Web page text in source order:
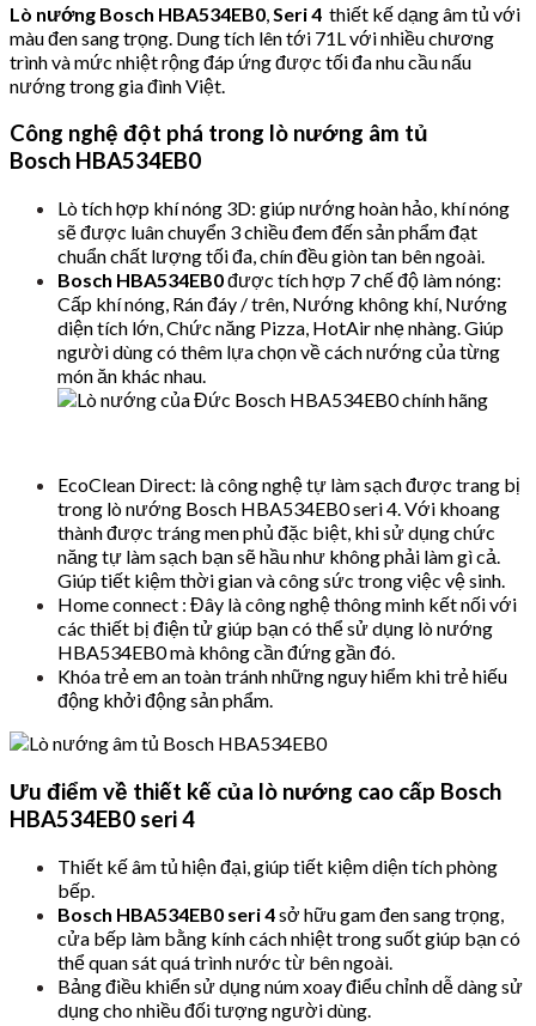
Lò nướng Bosch HBA534EB0 Seri 4 thiết kế dạng âm tủ với
màu đen sang trọng. Dung tích lên tới 71L với nhiều chương
trình và mức nhiệt rộng đáp ứng được tối đa nhu cầu nấu
nướng trong gia đình Việt.
Công nghệ đột phá trong lò nướng âm tủ
Bosch HBA534EB0
Lò tích hợp khí nóng 3D: giúp nướng hoàn hảo, khí nóng
sẽ được luân chuyển 3 chiều đem đến sản phẩm đạt
chuẩn chất lượng tối đa, chín đều giòn tan bên ngoài.
Bosch HBA534EB0được tích hợp 7 chế độ làm nóng:
Cấp khí nóng, Rán đáy / trên, Nướng không khí, Nướng
diện tích lớn, Chức năng Pizza, HotAir nhẹ nhàng. Giúp
người dùng có thêm lựa chọn về cách nướng của từng
món ăn khác nhau.
EcoClean Direct: là công nghệ tự làm sạch được trang bị
trong lò nướng Bosch HBA534EB0 seri 4. Với khoang
thành được tráng men phủ đặc biệt, khi sử dụng chức
năng tự làm sạch bạn sẽ hầu như không phải làm gì cả.
Giúp tiết kiệm thời gian và công sức trong việc vệ sinh.
Home connect : Đây là công nghệ thông minh kết nối với
các thiết bị điện tử giúp bạn có thể sử dụng lò nướng
HBA534EB0 mà không cần đứng gần đó.
Khóa trẻ em an toàn tránh những nguy hiểm khi trẻ hiếu
động khởi động sản phẩm.
Ưu điểm về thiết kế của lò nướng cao cấp Bosch
HBA534EB0 seri 4
Thiết kế âm tủ hiện đại, giúp tiết kiệm diện tích phòng
bếp.
Bosch HBA534EB0 seri 4sở hữu gam đen sang trọng,
cửa bếp làm bằng kính cách nhiệt trong suốt giúp bạn có
thể quan sát quá trình nước từ bên ngoài.
Bảng điều khiển sử dụng núm xoay điểu chỉnh dễ dàng sử
dụng cho nhiều đối tượng người dùng.